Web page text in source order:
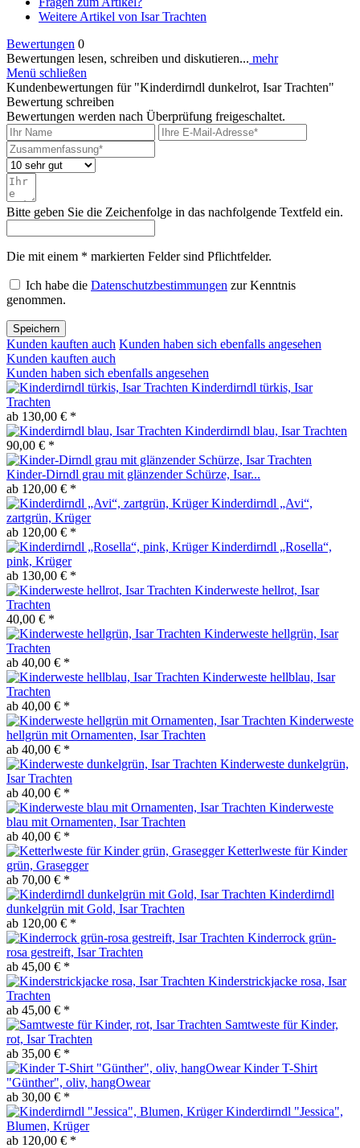
Weitere Artikel von Isar Trachten
Bewertungen 0
Bewertungen lesen, schreiben und diskutieren... mehr
Menü schließen
Kundenbewertungen für "Kinderdirndl dunkelrot, Isar Trachten"
Bewertung schreiben
Bewertungen werden nach Überprüfung freigeschaltet.
Bitte geben Sie die Zeichenfolge in das nachfolgende Textfeld ein.
Die mit einem * markierten Felder sind Pflichtfelder.
Ich habe die Datenschutzbestimmungen zur Kenntnis
genommen.
Speichern
Kunden kauften auch Kunden haben sich ebenfalls angesehen
Kunden kauften auch
Kunden haben sich ebenfalls angesehen
Kinderdirndl türkis, Isar
Trachten
ab 130,00 € *
Kinderdirndl blau, Isar Trachten
90,00 € *
Kinder-Dirndl grau mit glänzender Schürze, Isar...
ab 120,00 € *
Kinderdirndl „Avi“,
zartgrün, Krüger
ab 120,00 € *
Kinderdirndl „Rosella“,
pink, Krüger
ab 130,00 € *
Kinderweste hellrot, Isar
Trachten
40,00 € *
Kinderweste hellgrün, Isar
Trachten
ab 40,00 € *
Kinderweste hellblau, Isar
Trachten
ab 40,00 € *
Kinderweste
hellgrün mit Ornamenten, Isar Trachten
ab 40,00 € *
Kinderweste dunkelgrün,
Isar Trachten
ab 40,00 € *
Kinderweste
blau mit Ornamenten, Isar Trachten
ab 40,00 € *
Ketterlweste für Kinder
grün, Grasegger
ab 70,00 € *
Kinderdirndl
dunkelgrün mit Gold, Isar Trachten
ab 120,00 € *
Kinderrock grün-
rosa gestreift, Isar Trachten
ab 45,00 € *
Kinderstrickjacke rosa, Isar
Trachten
ab 45,00 € *
Samtweste für Kinder,
rot, Isar Trachten
ab 35,00 € *
Kinder T-Shirt
"Günther", oliv, hangOwear
ab 30,00 € *
Kinderdirndl "Jessica",
Blumen, Krüger
ab 120,00 € *